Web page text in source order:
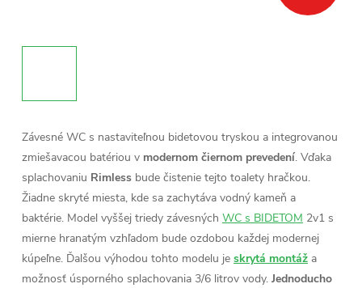
Závesné WC s nastaviteľnou bidetovou tryskou a integrovanou
zmiešavacou batériou v modernom čiernom prevedení. Vďaka
splachovaniu Rimless bude čistenie tejto toalety hračkou.
Žiadne skryté miesta, kde sa zachytáva vodný kameň a
baktérie. Model vyššej triedy závesných WC s BIDETOM 2v1 s
mierne hranatým vzhľadom bude ozdobou každej modernej
kúpeľne. Ďalšou výhodou tohto modelu je skrytá montáž a
možnosť úsporného splachovania 3/6 litrov vody. Jednoducho